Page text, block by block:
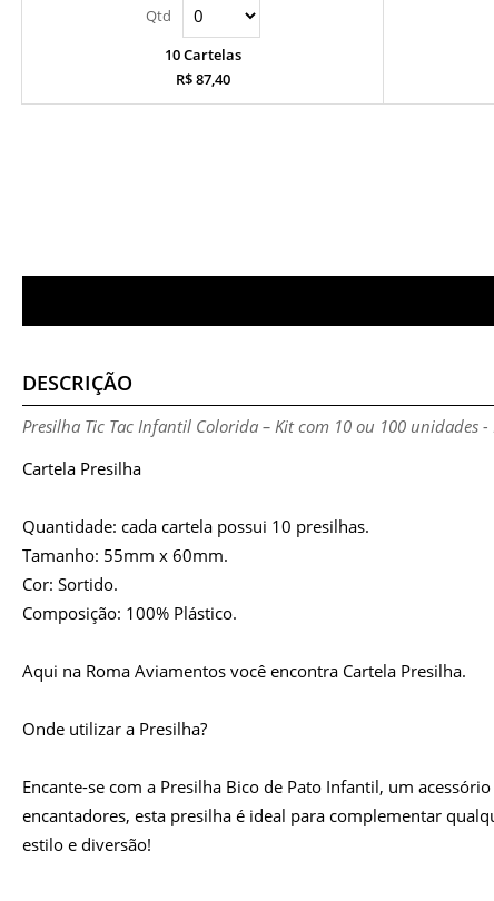
10 Cartelas
R$ 87,40
DESCRIÇÃO
Presilha Tic Tac Infantil Colorida – Kit com 10 ou 100 unidades -
Cartela Presilha
Quantidade: cada cartela possui 10 presilhas.
Tamanho: 55mm x 60mm.
Cor: Sortido.
Composição: 100% Plástico.
Aqui na Roma Aviamentos você encontra Cartela Presilha.
Onde utilizar a Presilha?
Encante-se com a Presilha Bico de Pato Infantil, um
encantadores, esta presilha é ideal para complementar
estilo e diversão!